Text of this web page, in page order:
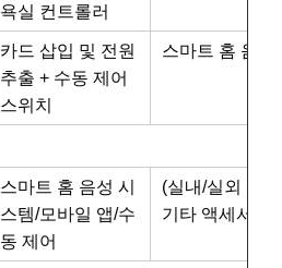
욕실 컨트롤러
카드 삽입 및 전원
추출 + 수동 제어
스위치
스마트 홈 음성
스마트 홈 음성 시
스템/모바일 앱/수
동 제어
(실내/실외 조
기타 액세서리